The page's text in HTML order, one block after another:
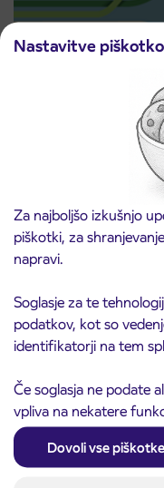
Nastavitve
Za najboljšo izkušnjo
piškotki, za
napravi.
Soglasje za te
podatkov, kot so
identifikatorji na tem
Če soglasja ne podate
vpliva na nekatere
Dovoli vse piškotke
Predprodaja
vozovnic za